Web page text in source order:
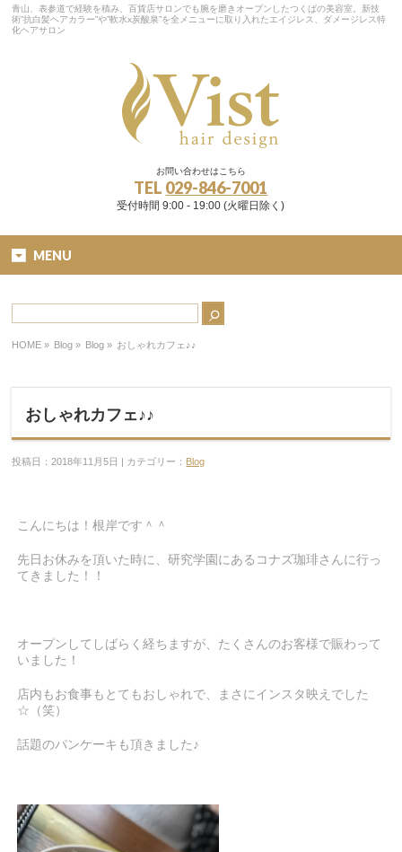
青山、表参道で経験を積み、百貨店サロンでも腕を磨きオープンしたつくばの美容室。新技
術”抗白髪ヘアカラー”や”軟水x炭酸泉”を全メニューに取り入れたエイジレス、ダメージレス特
化ヘアサロン
お問い合わせはこちら
TEL 029-846-7001
受付時間 9:00 - 19:00 (火曜日除く)
MENU
HOME » Blog » Blog » おしゃれカフェ♪♪
おしゃれカフェ♪♪
投稿日：2018年11月5日 | カテゴリー： Blog
こんにちは！根岸です＾＾
先日お休みを頂いた時に、研究学園にあるコナズ珈琲さんに行っ
てきました！！
オープンしてしばらく経ちますが、たくさんのお客様で賑わって
いました！
店内もお食事もとてもおしゃれで、まさにインスタ映えでした
☆（笑）
話題のパンケーキも頂きました♪